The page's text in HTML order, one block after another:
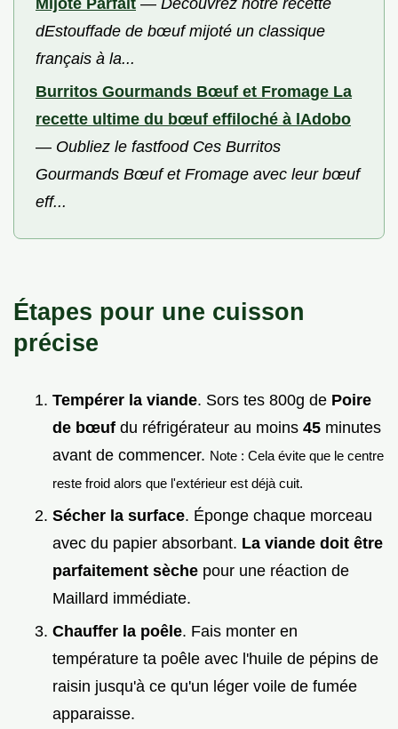
Mijoté Parfait — Découvrez notre recette
dEstouffade de bœuf mijoté un classique
français à la...
Burritos Gourmands Bœuf et Fromage La
recette ultime du bœuf effiloché à lAdobo
— Oubliez le fastfood Ces Burritos
Gourmands Bœuf et Fromage avec leur bœuf
eff...
Étapes pour une cuisson
précise
Tempérer la viande. Sors tes 800g de Poire
de bœuf du réfrigérateur au moins 45 minutes
avant de commencer. Note : Cela évite que le centre
reste froid alors que l'extérieur est déjà cuit.
Sécher la surface. Éponge chaque morceau
avec du papier absorbant. La viande doit être
parfaitement sèche pour une réaction de
Maillard immédiate.
Chauffer la poêle. Fais monter en
température ta poêle avec l'huile de pépins de
raisin jusqu'à ce qu'un léger voile de fumée
apparaisse.